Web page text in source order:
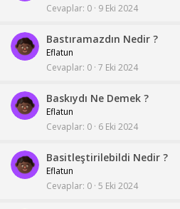
Cevaplar 0 9 Eki 2024
Bastıramazdın Nedir ?
Eflatun
Cevaplar 0 7 Eki 2024
Baskıydı Ne Demek ?
Eflatun
Cevaplar 0 6 Eki 2024
Basitleştirilebildi Nedir ?
Eflatun
Cevaplar 0 5 Eki 2024